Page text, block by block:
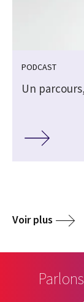
PODCAST
Un
Voir plus